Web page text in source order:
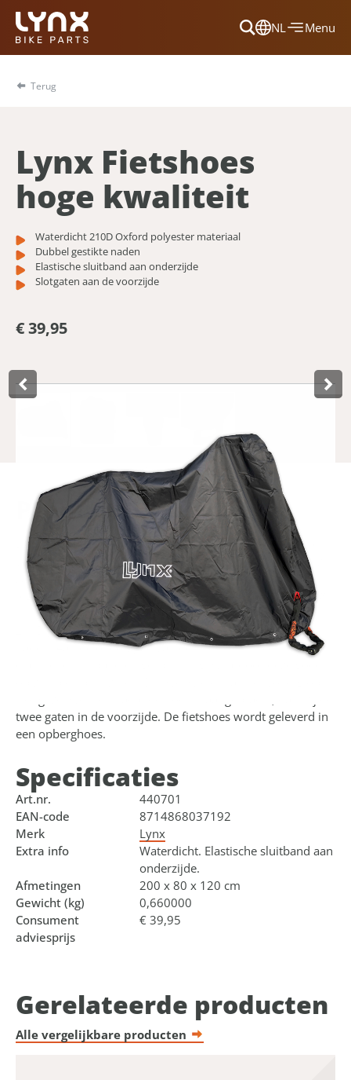
NL
Dansk
Nederlands
Menu
Terug
Lynx Fietshoes
hoge kwaliteit
Waterdicht 210D Oxford polyester materiaal
Dubbel gestikte naden
Elastische sluitband aan onderzijde
Slotgaten aan de voorzijde
€ 39,95
Product­omschrijving
Deze premium fietshoes van Lynx is speciaal ontwikkeld
voor het beschermen van fietsen, e-bikes of pedelec. Deze
zachte vier seizoenen hoes biedt volledige bescherming
tegen Uv-straling, neerslag, wind, corrosie, krassen, stof &
vuil. De hoes is waterbestendig, dankzij het waterdichte
210D Oxford polyester materiaal en dubbel gestikte
naden. Aan de onderzijde van de fietshoes zit een
twee gaten in de voorzijde. De fietshoes wordt geleverd in
een opberghoes.
Specificaties
Art.nr.
440701
EAN-code
8714868037192
Merk
Lynx
Extra info
Waterdicht. Elastische sluitband aan
onderzijde.
Afmetingen
200 x 80 x 120 cm
Gewicht (kg)
0,660000
Consument
adviesprijs
€ 39,95
Gerelateerde producten
Alle vergelijkbare producten